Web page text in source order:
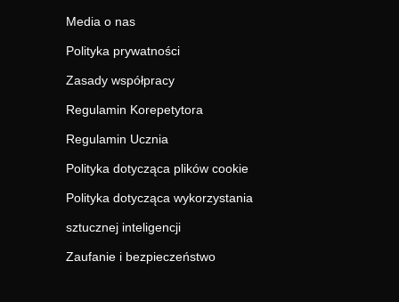
Media o nas
Polityka prywatności
Zasady współpracy
Regulamin Korepetytora
Regulamin Ucznia
Polityka dotycząca plików cookie
Polityka dotycząca wykorzystania
sztucznej inteligencji
Zaufanie i bezpieczeństwo